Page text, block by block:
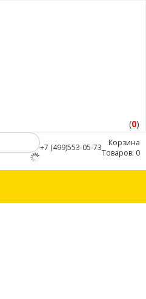
(0)
+7 (499)553-05-73
Корзина
Товаров: 0